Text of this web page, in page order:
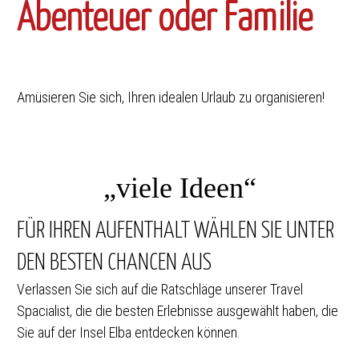
Abenteuer oder Familie
Amüsieren Sie sich, Ihren idealen Urlaub zu organisieren!
„viele Ideen“
FÜR IHREN AUFENTHALT WÄHLEN SIE UNTER
DEN BESTEN CHANCEN AUS
Verlassen Sie sich auf die Ratschläge unserer Travel
Spacialist, die die besten Erlebnisse ausgewählt haben, die
Sie auf der Insel Elba entdecken können.